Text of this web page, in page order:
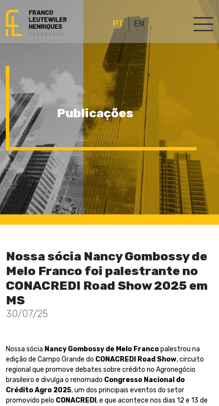
PT EN
Publicações
Nossa sócia Nancy Gombossy de
Melo Franco foi palestrante no
CONACREDI Road Show 2025 em
MS
30/07/25
Nossa sócia Nancy Gombossy de Melo Francopalestrou na
edição de Campo Grande do CONACREDI Road Show, circuito
regional que promove debates sobre crédito no Agronegócio
brasileiro e divulga o renomado Congresso Nacional do
Crédito Agro 2025, um dos principais eventos do setor
promovido pelo CONACREDI , e que acontece nos dias 12 e 13 de